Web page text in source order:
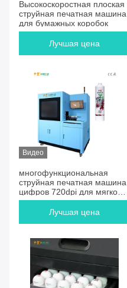
Высокоскоростная плоская
струйная печатная машина
для бумажных коробок
Лучшая цена
Видео
многофункциональная
струйная печатная машина
цифров 720dpi для мягкой
трубки
Лучшая цена